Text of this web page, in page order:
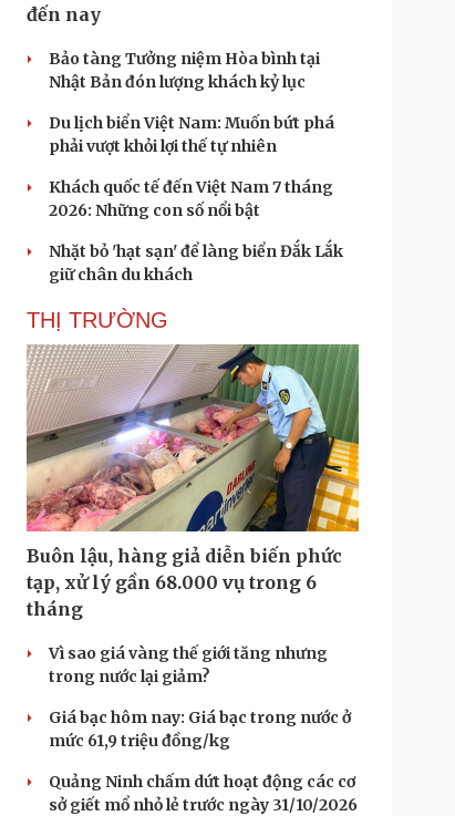
đến nay
Bảo tàng Tưởng niệm Hòa bình tại
Nhật Bản đón lượng khách kỷ lục
Du lịch biển Việt Nam: Muốn bứt phá
phải vượt khỏi lợi thế tự nhiên
Khách quốc tế đến Việt Nam 7 tháng
2026: Những con số nổi bật
Nhặt bỏ 'hạt sạn' để làng biển Đắk Lắk
giữ chân du khách
THỊ TRƯỜNG
Buôn lậu, hàng giả diễn biến phức
tạp, xử lý gần 68.000 vụ trong 6
tháng
Vì sao giá vàng thế giới tăng nhưng
trong nước lại giảm?
Giá bạc hôm nay: Giá bạc trong nước ở
mức 61,9 triệu đồng/kg
Quảng Ninh chấm dứt hoạt động các cơ
sở giết mổ nhỏ lẻ trước ngày 31/10/2026